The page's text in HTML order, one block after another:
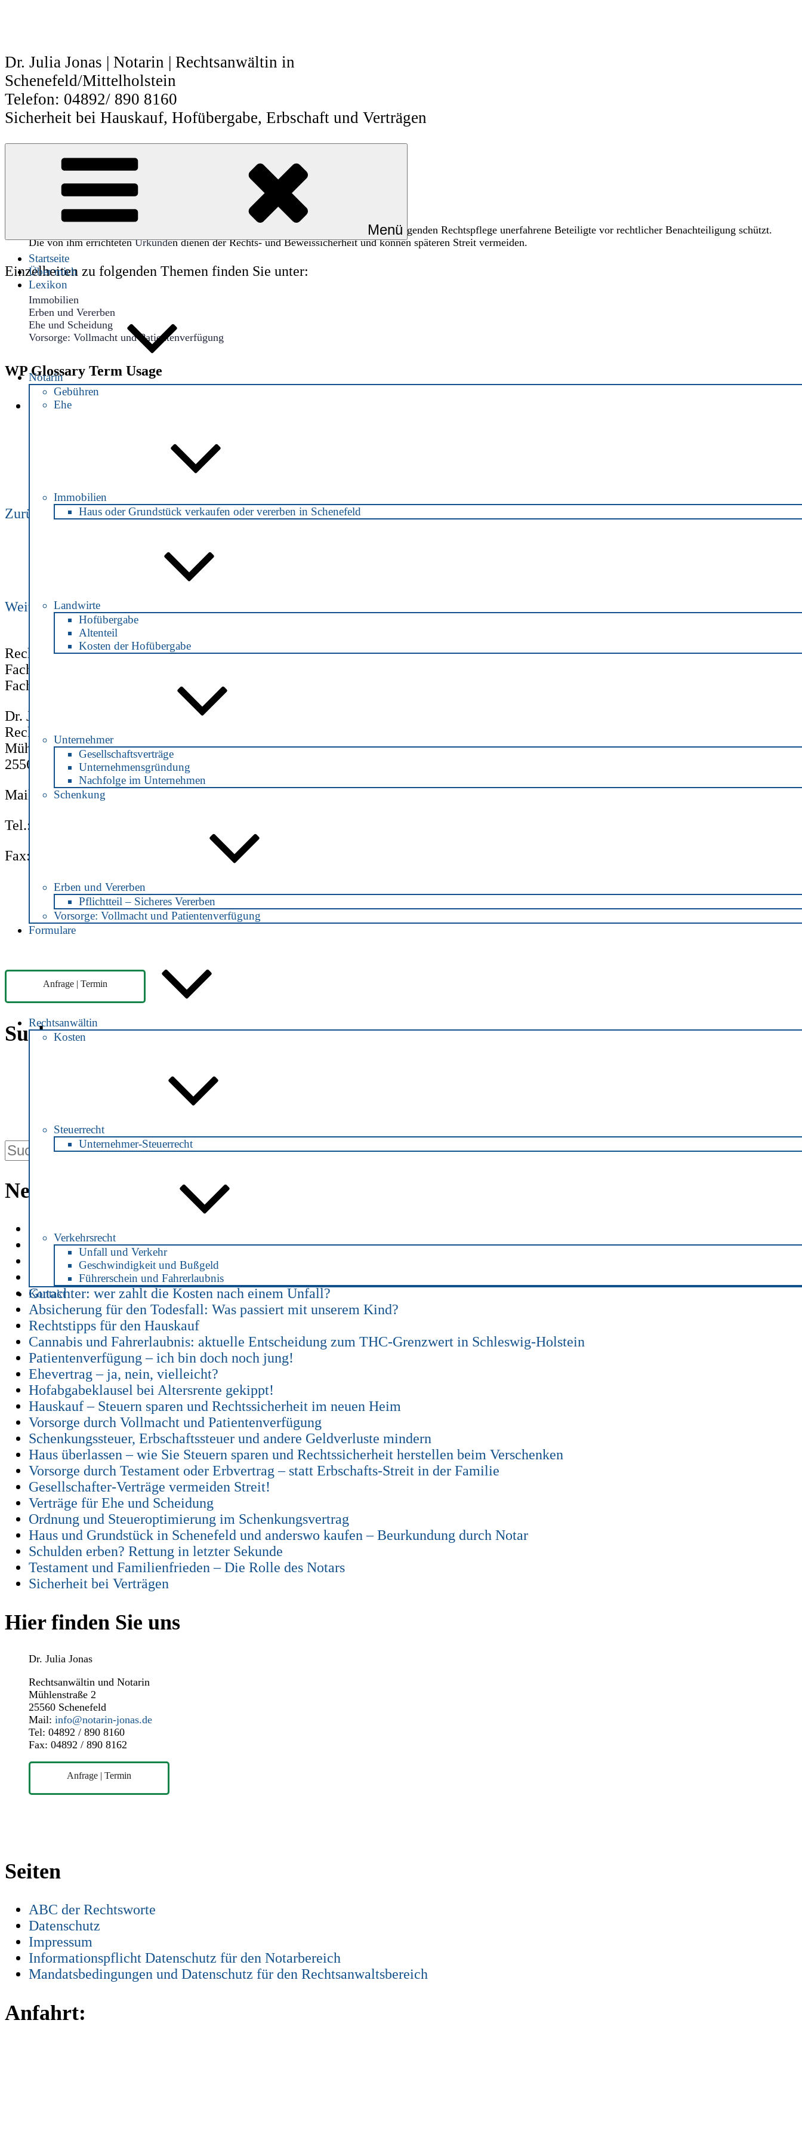
Dr. Julia Jonas | Notarin | Rechtsanwältin in
Schenefeld/Mittelholstein
Telefon: 04892/ 890 8160
Sicherheit bei Hauskauf, Hofübergabe, Erbschaft und Verträgen
Menü
Startseite
Über mich
Lexikon
Notarin
Gebühren
Ehe
Immobilien
Haus oder Grundstück verkaufen oder vererben in Schenefeld
Landwirte
Hofübergabe
Altenteil
Kosten der Hofübergabe
Unternehmer
Gesellschaftsverträge
Unternehmensgründung
Nachfolge im Unternehmen
Schenkung
Erben und Vererben
Pflichtteil – Sicheres Vererben
Vorsorge: Vollmacht und Patientenverfügung
Formulare
Rechtsanwältin
Kosten
Steuerrecht
Unternehmer-Steuerrecht
Verkehrsrecht
Unfall und Verkehr
Geschwindigkeit und Bußgeld
Führerschein und Fahrerlaubnis
Kontakt
Notarin in Schenfefeld
Notarin in Schenefeld – unparteilich und verschwiegen
Ein Notar ist unabhängiger Träger eines öffentlichen Amtes, der im Rahmen der vorsorgenden Rechtspflege unerfahrene Beteiligte vor rechtlicher Benachteiligung schützt.
Die von ihm errichtetenUrkunden dienen der Rechts- und Beweissicherheit und können späteren Streit vermeiden.
Einzelheiten zu folgenden Themen finden Sie unter:
Immobilien
Erben und Vererben
Ehe und Scheidung
Vorsorge: Vollmacht und Patientenverfügung
WP Glossary Term Usage
Grundstück in Schenefeld
Zurück
Notar in Schenefeld
Weiter Hauskauf in Schenefeld
Rechtsanwältin und Notarin
Fachanwältin für Steuerrecht
Fachanwältin für Verkehrsrecht
Dr. Julia Jonas
Rechtsanwältin und Notarin
Mühlenstraße 2
25560 Schenefeld
Mail:
info@notarin-jonas.de
Tel.: 04892 / 890 8160
Fax: 04892 / 890 8162
Anfrage | Termin
Suche
Neueste Beiträge
Alkohol am Steuer – ab welchem Promillewert strafbar?
Alkohol am Steuer -welche Strafe droht?
Haus an die Kinder verschenken -mit rechtssicherem Vertrag
Gutachter: wer zahlt die Kosten nach einem Unfall?
Absicherung für den Todesfall: Was passiert mit unserem Kind?
Rechtstipps für den Hauskauf
Cannabis und Fahrerlaubnis: aktuelle Entscheidung zum THC-Grenzwert in Schleswig-Holstein
Patientenverfügung – ich bin doch noch jung!
Ehevertrag – ja, nein, vielleicht?
Hofabgabeklausel bei Altersrente gekippt!
Hauskauf – Steuern sparen und Rechtssicherheit im neuen Heim
Vorsorge durch Vollmacht und Patientenverfügung
Schenkungssteuer, Erbschaftssteuer und andere Geldverluste mindern
Haus überlassen – wie Sie Steuern sparen und Rechtssicherheit herstellen beim Verschenken
Vorsorge durch Testament oder Erbvertrag – statt Erbschafts-Streit in der Familie
Gesellschafter-Verträge vermeiden Streit!
Verträge für Ehe und Scheidung
Ordnung und Steueroptimierung im Schenkungsvertrag
Haus und Grundstück in Schenefeld und anderswo kaufen – Beurkundung durch Notar
Schulden erben? Rettung in letzter Sekunde
Testament und Familienfrieden – Die Rolle des Notars
Sicherheit bei Verträgen
Hier finden Sie uns
Dr. Julia Jonas
Rechtsanwältin und Notarin
Mühlenstraße 2
25560 Schenefeld
Mail: info@notarin-jonas.de
Tel: 04892 / 890 8160
Fax: 04892 / 890 8162
Anfrage | Termin
Seiten
ABC der Rechtsworte
Datenschutz
Impressum
Informationspflicht Datenschutz für den Notarbereich
Mandatsbedingungen und Datenschutz für den Rechtsanwaltsbereich
Anfahrt: